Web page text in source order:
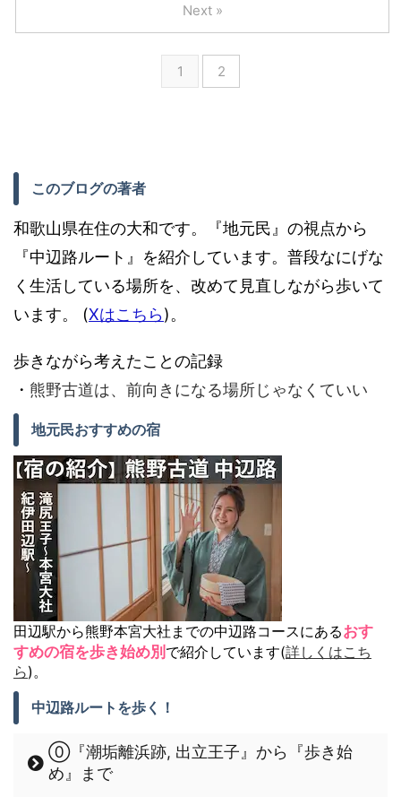
1 2
Next »
このブログの著者
和歌山県在住の大和です。『地元民』の視点から
『中辺路ルート』を紹介しています。普段なにげな
く生活している場所を、改めて見直しながら歩いて
います。 (Xはこちら)。
歩きながら考えたことの記録
・ 熊野古道は、前向きになる場所じゃなくていい
地元民おすすめの宿
田辺駅から熊野本宮大社までの中辺路コースにあるおす
すめの宿を歩き始め別 で紹介しています(詳しくはこち
ら)。
中辺路ルートを歩く！
⓪『潮垢離浜跡, 出立王子』から『歩き始
め』まで